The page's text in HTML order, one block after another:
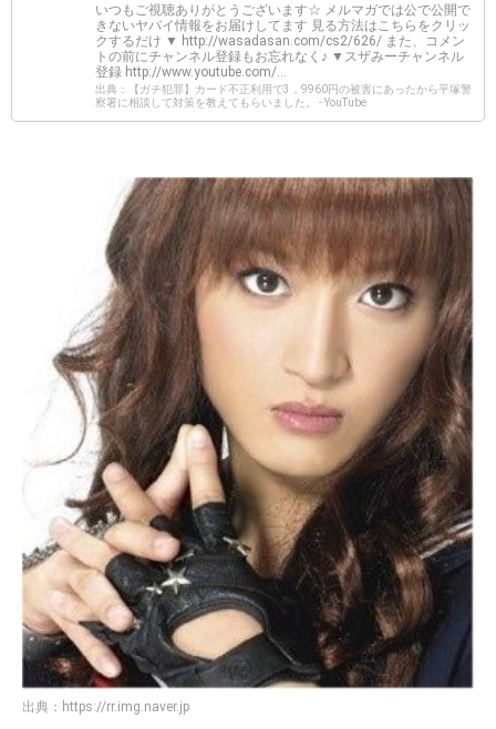
いつもご視聴ありがとうございます☆ メルマガでは公で公開で
きないヤバイ情報をお届けしてます 見る方法はこちらをクリッ
クするだけ ▼ http://wasadasan.com/cs2/626/ また、コメン
トの前にチャンネル登録もお忘れなく♪ ▼スザみーチャンネル
登録 http://www.youtube.com/...
出典：【ガチ犯罪】カード不正利用で3，9960円の被害にあったから平塚警
察署に相談して対策を教えてもらいました。 - YouTube
出典： https://rr.img.naver.jp